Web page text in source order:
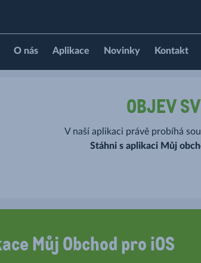
O nás Aplikace Novinky Kontakt
OBJEV
V naší aplikaci právě probíhá
Stáhni s aplikaci Můj
Můj Obchod pro iOS